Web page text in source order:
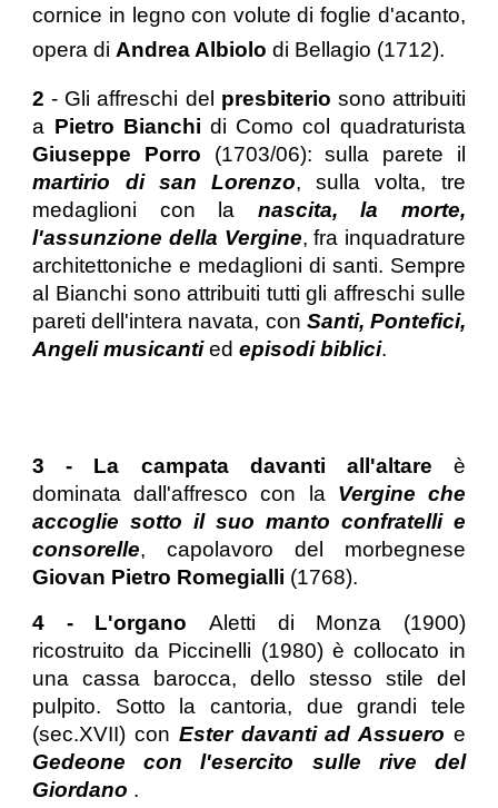
cornice in legno con volute di foglie d'acanto,
opera di Andrea Albiolodi Bellagio (1712).
2- Gli affreschi del presbiterio sono attribuiti
a Pietro Bianchidi Como col quadraturista
Giuseppe Porro (1703/06): sulla parete il
martirio di san Lorenzo, sulla volta, tre
medaglioni con la nascita, la morte,
l'assunzione della Vergine, fra inquadrature
architettoniche e medaglioni di santi. Sempre
al Bianchi sono attribuiti tutti gli affreschi sulle
pareti dell'intera navata, con Santi, Pontefici,
Angeli musicantiedepisodi biblici.
3 - La campata davanti all'altare è
dominata dall'affresco con la Vergine che
accoglie sotto il suo manto confratelli e
consorelle, capolavoro del morbegnese
Giovan Pietro Romegialli (1768).
4 - L'organo Aletti di Monza (1900)
ricostruito da Piccinelli (1980) è collocato in
una cassa barocca, dello stesso stile del
pulpito. Sotto la cantoria, due grandi tele
(sec.XVII) con Ester davanti ad Assuero e
Gedeone con l'esercito sulle rive del
Giordano .